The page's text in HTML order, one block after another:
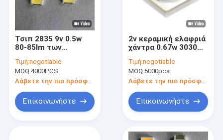
Τσιπ 2835 9v 0.5w
80-85lm των
οδηγήσεων SMD
Τιμή:negotiable
MOQ:4000PCS
Λάβετε την πιο πρόσφατη τιμή
Επικοινωνήστε
2v κεραμική ελαφριά
χάντρα 0.67w 3030
τσιπ Smd οδηγημένη
350ma
Τιμή:negotiable
MOQ:5000pcs
Επικοινωνήστε